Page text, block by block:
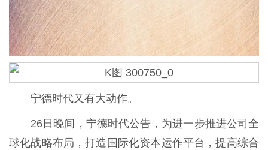
宁德时代又有大动作。
26日晚间，宁德时代公告，为进一步推进公司全
球化战略布局，打造国际化资本运作平台，提高综合